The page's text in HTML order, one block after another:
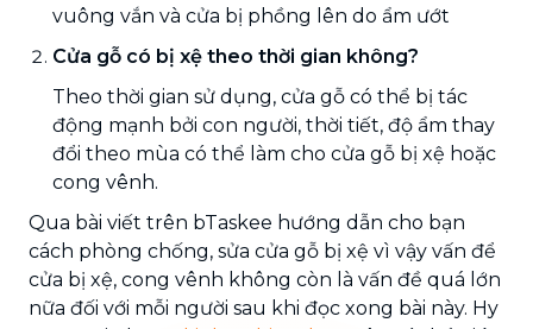
vuông vắn và cửa bị phồng lên do ẩm ướt
Cửa gỗ có bị xệ theo thời gian không?
Theo thời gian sử dụng, cửa gỗ có thể bị tác
động mạnh bởi con người, thời tiết, độ ẩm thay
đổi theo mùa có thể làm cho cửa gỗ bị xệ hoặc
cong vênh.
Qua bài viết trên bTaskee hướng dẫn cho bạn
cách phòng chống, sửa cửa gỗ bị xệ vì vậy vấn để
cửa bị xệ, cong vênh không còn là vấn đề quá lớn
nữa đối với mỗi người sau khi đọc xong bài này. Hy